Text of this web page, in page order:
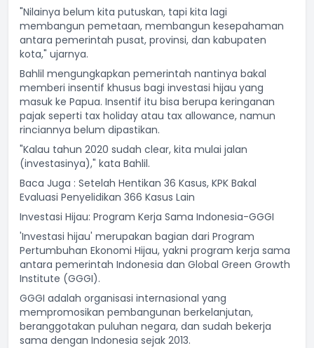
"Nilainya belum kita putuskan, tapi kita lagi
membangun pemetaan, membangun kesepahaman
antara pemerintah pusat, provinsi, dan kabupaten
kota," ujarnya.
Bahlil mengungkapkan pemerintah nantinya bakal
memberi insentif khusus bagi investasi hijau yang
masuk ke Papua. Insentif itu bisa berupa keringanan
pajak seperti tax holiday atau tax allowance, namun
rinciannya belum dipastikan.
"Kalau tahun 2020 sudah clear, kita mulai jalan
(investasinya)," kata Bahlil.
Baca Juga : Setelah Hentikan 36 Kasus, KPK Bakal
Evaluasi Penyelidikan 366 Kasus Lain
Investasi Hijau: Program Kerja Sama Indonesia-GGGI
'Investasi hijau' merupakan bagian dari Program
Pertumbuhan Ekonomi Hijau, yakni program kerja sama
antara pemerintah Indonesia dan Global Green Growth
Institute (GGGI).
GGGI adalah organisasi internasional yang
mempromosikan pembangunan berkelanjutan,
beranggotakan puluhan negara, dan sudah bekerja
sama dengan Indonesia sejak 2013.